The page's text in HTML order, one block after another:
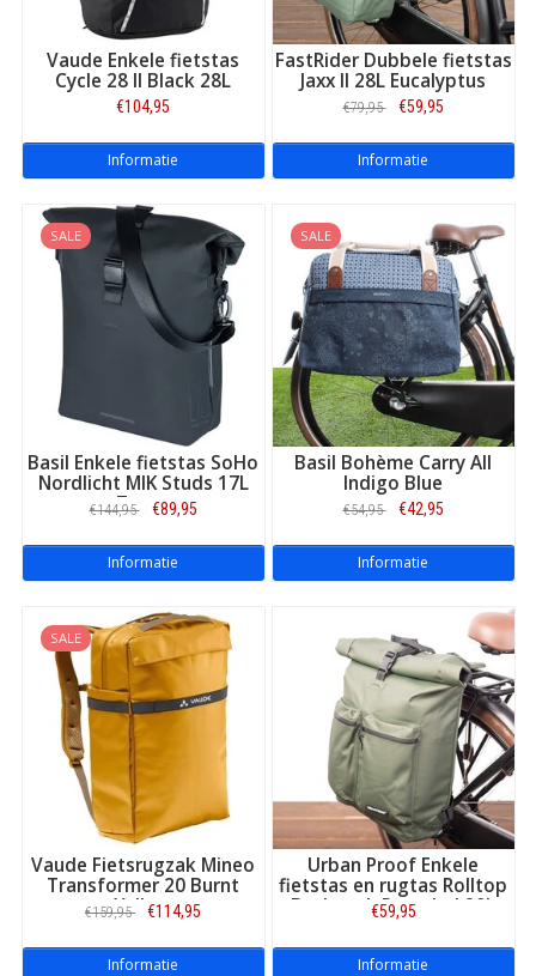
Vaude Enkele fietstas
Cycle 28 II Black 28L
€104,95
Informatie
FastRider Dubbele fietstas
Jaxx II 28L Eucalyptus
€79,95 €59,95
Informatie
SALE
Basil Enkele fietstas SoHo
Nordlicht MIK Studs 17L
Zwart
€144,95 €89,95
Informatie
SALE
Basil Bohème Carry All
Indigo Blue
€54,95 €42,95
Informatie
SALE
Vaude Fietsrugzak Mineo
Transformer 20 Burnt
Yellow
€159,95 €114,95
Informatie
Urban Proof Enkele
fietstas en rugtas Rolltop
Backpack Recycled 20L
Groen
€59,95
Informatie